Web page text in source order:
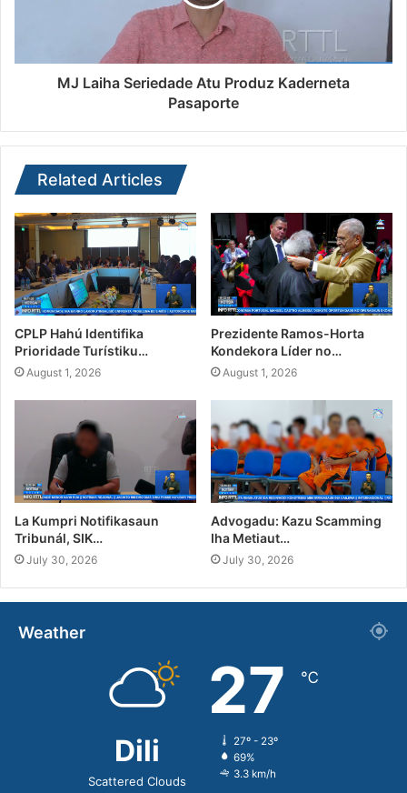
MJ Laiha Seriedade Atu Produz Kaderneta
Pasaporte
Related Articles
CPLP Hahú Identifika
Prioridade Turístiku…
August 1, 2026
Prezidente Ramos-Horta
Kondekora Líder no…
August 1, 2026
La Kumpri Notifikasaun
Tribunál, SIK…
July 30, 2026
Advogadu: Kazu Scamming
Iha Metiaut…
July 30, 2026
Weather
Dili
Scattered Clouds
27 ℃
27º - 23º
69%
3.3 km/h